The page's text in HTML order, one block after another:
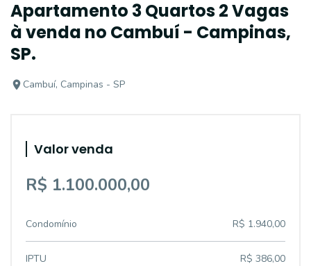
Apartamento 3 Quartos 2 Vagas
à venda no Cambuí - Campinas,
SP.
Cambuí, Campinas - SP
Valor venda
R$ 1.100.000,00
Condomínio R$ 1.940,00
IPTU R$ 386,00